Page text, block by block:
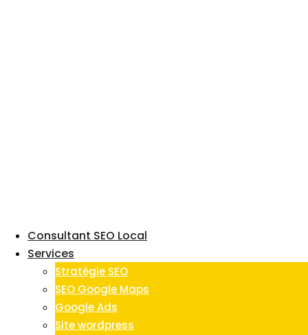
Consultant SEO Local
Services
Stratégie SEO
SEO Google Maps
Google Ads
Site wordpress